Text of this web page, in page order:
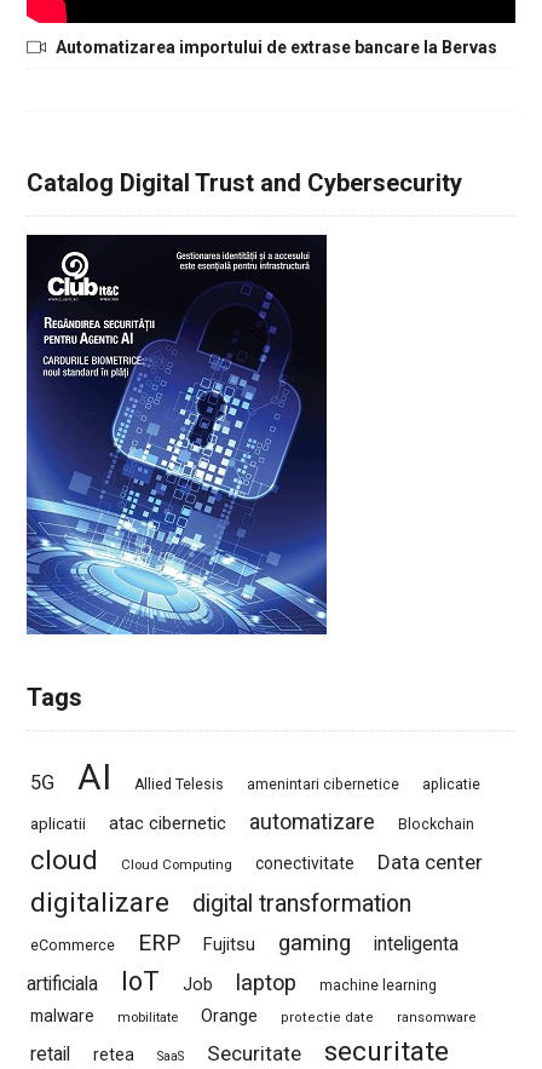
Automatizarea importului de extrase bancare la Bervas
Catalog Digital Trust and Cybersecurity
Tags
5G AI Allied Telesis amenintari cibernetice aplicatie
aplicatii atac cibernetic automatizare Blockchain
cloud Cloud Computing conectivitate Data center
digitalizare digital transformation
eCommerce ERP Fujitsu gaming
inteligenta
artificiala
IoT Job laptop machine learning
malware mobilitate Orange protectie date ransomware
retail retea SaaS Securitate securitate